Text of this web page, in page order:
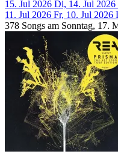
15. Jul 2026 Di, 14. Jul 2026
11. Jul 2026 Fr, 10. Jul 2026
378 Songs am Sonntag, 17.